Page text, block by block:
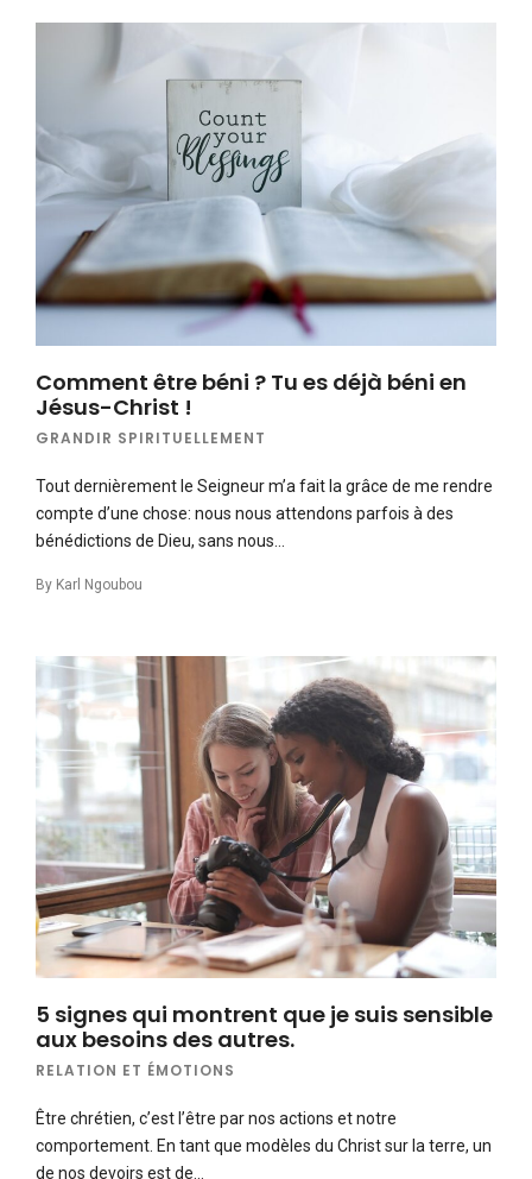
Comment être béni ? Tu es déjà béni en
Jésus-Christ !
GRANDIR SPIRITUELLEMENT
Tout dernièrement le Seigneur m’a fait la grâce de me rendre
compte d’une chose: nous nous attendons parfois à des
bénédictions de Dieu, sans nous…
By Karl Ngoubou
5 signes qui montrent que je suis sensible
aux besoins des autres.
RELATION ET ÉMOTIONS
Être chrétien, c’est l’être par nos actions et notre
comportement. En tant que modèles du Christ sur la terre, un
de nos devoirs est de…